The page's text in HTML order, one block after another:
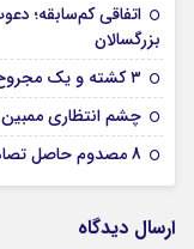
بزرگسالان
۳ کشته و یک مجروح وخیم حاصل تصادف شبانه در ایذه
چشم انتظاری ممبین 2026 | عکاس: وحید اورکی
8 مصدوم حاصل تصادف در جاده سوسن
ارسال دیدگاه